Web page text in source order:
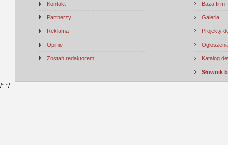
Kontakt
Partnerzy
Reklama
Opinie
Zostań redaktorem
Baza firm
Galeria
Projekty
Katalog
Słownik
/* */